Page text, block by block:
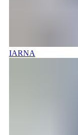
IARNA